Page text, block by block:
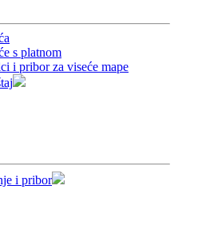
s platnom
i pribor za viseće mape
i pribor